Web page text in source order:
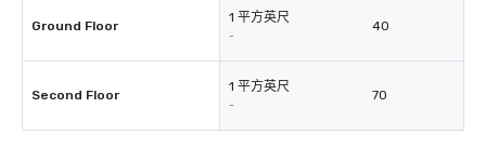
Ground Floor
1 平方英尺
-
40
Second Floor
1 平方英尺
-
70